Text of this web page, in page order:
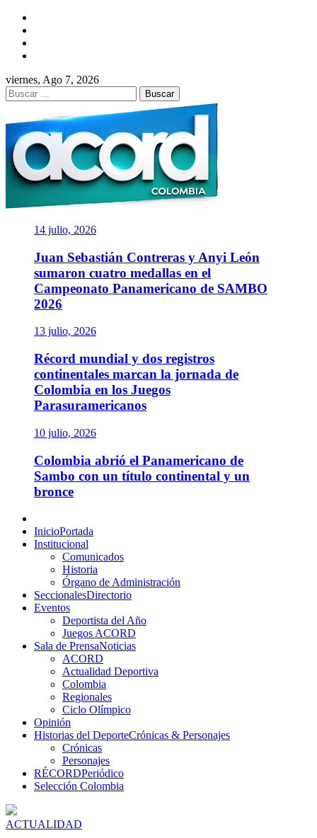
Saltar
contenido
viernes, Ago 7, 2026
Buscar:
Asociación de Periodistas Deportivos
14 julio, 2026
Juan Sebastián Contreras y Anyi León
sumaron cuatro medallas en el
Campeonato Panamericano de SAMBO
2026
13 julio, 2026
Récord mundial y dos registros
continentales marcan la jornada de
Colombia en los Juegos
Parasuramericanos
10 julio, 2026
Colombia abrió el Panamericano de
Sambo con un título continental y un
bronce
Menú
principalInicioPortada
Institucional
Comunicados
Historia
Órgano de Administración
SeccionalesDirectorio
Eventos
Deportista del Año
Juegos ACORD
Sala de PrensaNoticias
ACORD
Actualidad Deportiva
Colombia
Regionales
Ciclo Olímpico
Opinión
Historias del DeporteCrónicas & Personajes
Crónicas
Personajes
RÉCORDPeriódico
Selección Colombia
ACTUALIDAD